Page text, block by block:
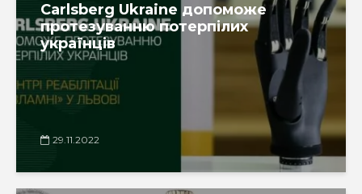
Carlsberg Ukraine допоможе
протезуванню потерпілих
українців
29.11.2022